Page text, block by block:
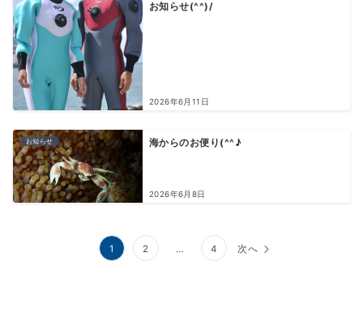
お知らせ(^^)/
2026年6月11日
お知らせ 海からのお便り(^^♪
2026年6月8日
1 2 … 4 次へ